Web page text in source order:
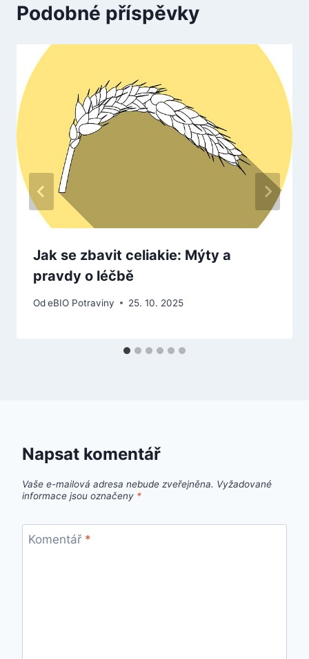
Podobné příspěvky
Jak se zbavit celiakie: Mýty a
pravdy o léčbě
OdeBIO Potraviny 25. 10. 2025
Napsat komentář
Vaše e-mailová adresa nebude zveřejněna. Vyžadované
informace jsou označeny *
Komentář *